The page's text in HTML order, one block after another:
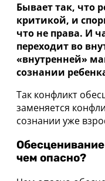
Бывает так, что
критикой, и
что не права. И
переходит во
«внутренней»
сознании
Так конфликт
заменяется
сознании уже
чем опасно?